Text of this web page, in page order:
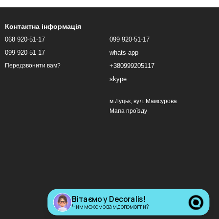
Контактна інформація
068 920-51-17
099 920-51-17
Передзвонити вам?
099 920-51-17
whats-app
+380999205117
skype
м.Луцьк, вул. Мамсурова
Мапа проїзду
Вітаємо у Decoralis!
Чим можемо вам допомогти?